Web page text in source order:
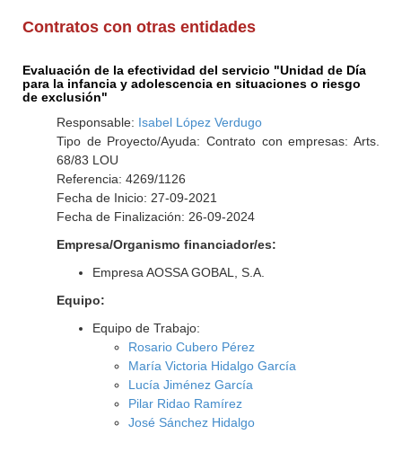
Contratos con otras entidades
Evaluación de la efectividad del servicio "Unidad de Día
para la infancia y adolescencia en situaciones o riesgo
de exclusión"
Responsable: Isabel López Verdugo
Tipo de Proyecto/Ayuda: Contrato con empresas: Arts.
68/83 LOU
Referencia: 4269/1126
Fecha de Inicio: 27-09-2021
Fecha de Finalización: 26-09-2024
Empresa/Organismo financiador/es:
Empresa AOSSA GOBAL, S.A.
Equipo:
Equipo de Trabajo:
Rosario Cubero Pérez
María Victoria Hidalgo García
Lucía Jiménez García
Pilar Ridao Ramírez
José Sánchez Hidalgo